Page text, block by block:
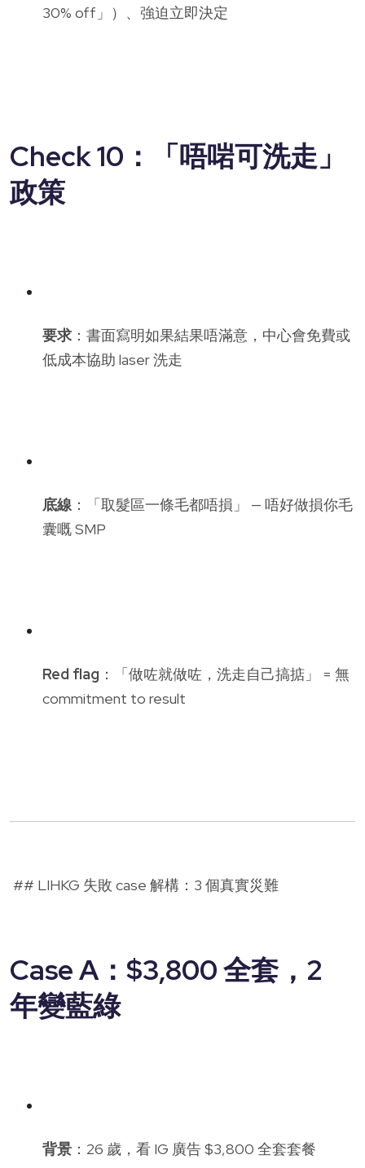
30% off」）、強迫立即決定
Check 10：「唔啱可洗走」
政策
要求 ：書面寫明如果結果唔滿意，中心會免費或
低成本協助 laser 洗走
底線 ：「取髮區一條毛都唔損」 — 唔好做損你毛
囊嘅 SMP
Red flag ：「做咗就做咗，洗走自己搞掂」 = 無
commitment to result
## LIHKG 失敗 case 解構：3 個真實災難
Case A：$3,800 全套，2
年變藍綠
背景 ：26 歲，看 IG 廣告 $3,800 全套套餐